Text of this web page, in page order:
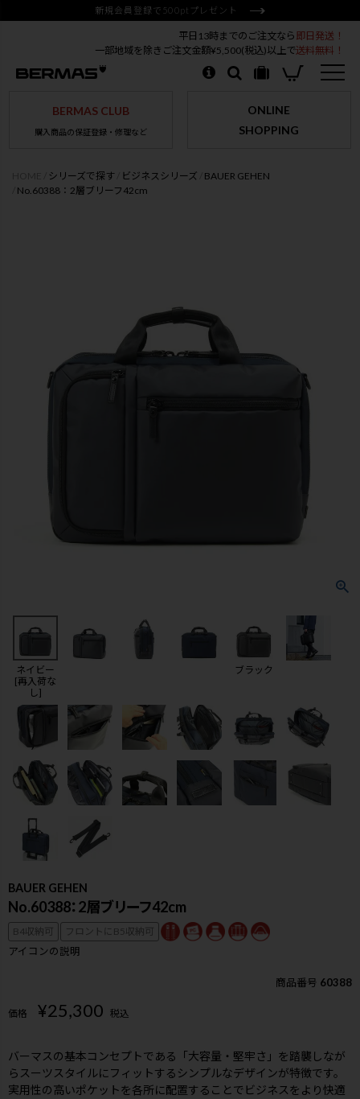
新規会員登録で500ptプレゼント
平日13時までのご注文なら 即日発送！
一部地域を除きご注文金額¥5,500(税込)以上で送料無料！
BERMAS CLUB
購入商品の保証登録・修理など
ONLINE
SHOPPING
シリーズで探す ビジネスシリーズ
BAUER GEHEN
No.60388：2層ブリーフ42cm
ネイビー
[再入荷な
し]
ブラック
BAUER GEHEN
No.60388：2層ブリーフ42cm
B4収納可
フロントにB5収納可
アイコンの説明
商品番号 60388
価格 ¥25,300 税込
バーマスの基本コンセプトである「大容量・堅牢さ」を踏襲しなが
らスーツスタイルにフィットするシンプルなデザインが特徴です。
実用性の高いポケットを各所に配置することでビジネスをより快適